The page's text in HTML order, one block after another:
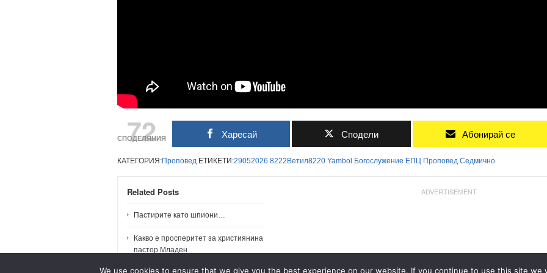
72
СПОДЕЛЯНИЯ Харесай Сподели Абонирай се
КАТЕГОРИЯ:Проповед ЕТИКЕТИ:29052026 8222Ветил8220 Yambol Богослужение ЕПЦ Проповед Седмично
Related Posts
Пастирите като шпиони…
Какво е просперитет за християнина
пастор Младен
ADVERTISEMENT
We use cookies to ensure that we give you the best experience on our website. If you continue to use this site we